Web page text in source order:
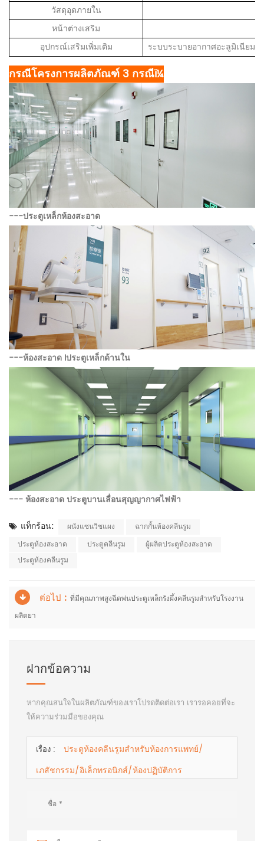
วัสดุอุดภายใน
หน้าต่างเสริม
อุปกรณ์เสริมเพิ่มเติม
ระบบระบายอากาศอะลูมิเนียม
กรณีโครงการผลิตภัณฑ์ 3 กรณีï¼
---ประตูเหล็กห้องสะอาด
---ห้องสะอาด Iประตูเหล็กด้านใน
--- ห้องสะอาดประตูบานเลื่อนสุญญากาศไฟฟ้า
แท็กร้อน:
ผนังแซนวิชแผง
ฉากกั้นห้องคลีนรูม
ประตูห้องสะอาด
ประตูคลีนรูม
ผู้ผลิตประตูห้องสะอาด
ประตูห้องคลีนรูม
ต่อไป : ที่มีคุณภาพสูงฉีดพ่นประตูเหล็กรังผึ้งคลีนรูมสำหรับโรงงาน
ผลิตยา
ฝากข้อความ
หากคุณสนใจในผลิตภัณฑ์ของเราโปรดติดต่อเรา เรารอคอยที่จะ
ให้ความร่วมมือของคุณ
เรื่อง :
ประตูห้องคลีนรูมสำหรับห้องการแพทย์/
เภสัชกรรม/อิเล็กทรอนิกส์/ห้องปฏิบัติการ